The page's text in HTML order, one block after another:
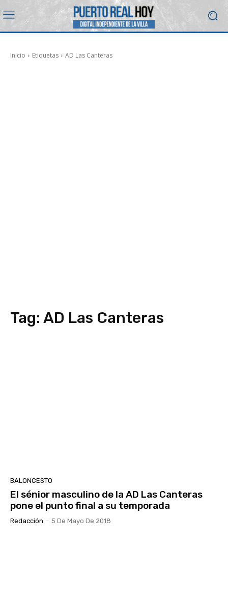
Inicio Etiquetas AD Las Canteras
Tag: AD Las Canteras
BALONCESTO
El sénior masculino de la AD Las Canteras
pone el punto final a su temporada
Redacción - 5 De Mayo De 2018